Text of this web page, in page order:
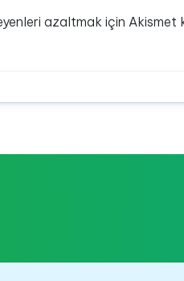
azaltmak için Akismet